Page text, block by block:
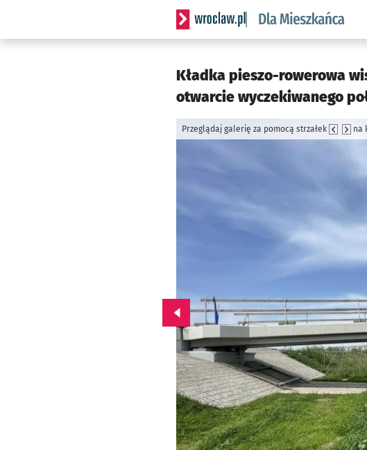
Serwis informacyjny wroclaw.pl
Kładka pieszo-rowerowa
otwarcie wyczekiwanego
Przeglądaj galerię za pomocą strzałek na
Przejdź do poprzedniego zdjęcia.